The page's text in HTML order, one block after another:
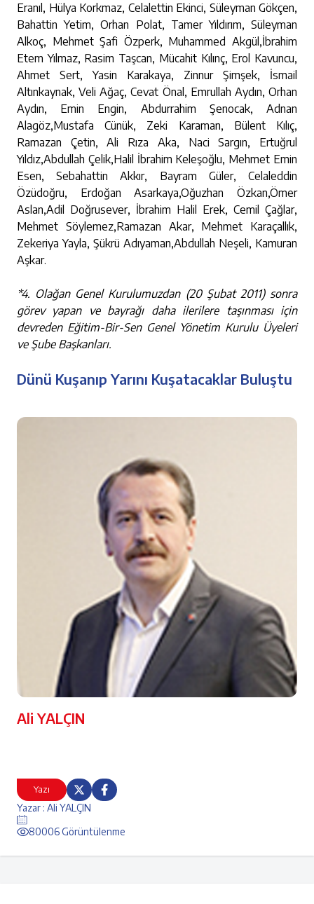
Yazı
Yazar : Ali YALÇIN
80006 Görüntülenme
Dünü Kuşanıp Yarını Kuşatacaklar Buluştu
Ali YALÇIN
Eranıl, Hülya Korkmaz, Celalettin Ekinci, Süleyman Gökçen,
Bahattin Yetim, Orhan Polat, Tamer Yıldırım, Süleyman
Alkoç, Mehmet Şafi Özperk, Muhammed Akgül,İbrahim
Etem Yılmaz, Rasim Taşcan, Mücahit Kılınç, Erol Kavuncu,
Ahmet Sert, Yasin Karakaya, Zinnur Şimşek, İsmail
Altınkaynak, Veli Ağaç, Cevat Önal, Emrullah Aydın, Orhan
Aydın, Emin Engin, Abdurrahim Şenocak, Adnan
Alagöz,Mustafa Cünük, Zeki Karaman, Bülent Kılıç,
Ramazan Çetin, Ali Rıza Aka, Naci Sargın, Ertuğrul
Yıldız,Abdullah Çelik,Halil İbrahim Keleşoğlu, Mehmet Emin
Esen, Sebahattin Akkır, Bayram Güler, Celaleddin
Özüdoğru, Erdoğan Asarkaya,Oğuzhan Özkan,Ömer
Aslan,Adil Doğrusever, İbrahim Halil Erek, Cemil Çağlar,
Mehmet Söylemez,Ramazan Akar, Mehmet Karaçallık,
Zekeriya Yayla, Şükrü Adıyaman,Abdullah Neşeli, Kamuran
Aşkar.
*4. Olağan Genel Kurulumuzdan (20 Şubat 2011) sonra
görev yapan ve bayrağı daha ilerilere taşınması için
devreden Eğitim-Bir-Sen Genel Yönetim Kurulu Üyeleri
ve Şube Başkanları.